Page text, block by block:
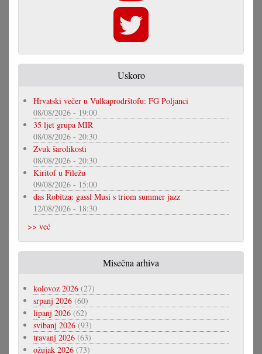
Uskoro
Hrvatski večer u Vulkaprodrštofu: FG Poljanci
08/08/2026 - 19:00
35 ljet grupa MIR
08/08/2026 - 20:30
Zvuk šarolikosti
08/08/2026 - 20:30
Kiritof u Filežu
09/08/2026 - 15:00
das Robitza: gassl Musi s triom summer jazz
12/08/2026 - 18:30
>> već
Misečna arhiva
kolovoz 2026 (27)
srpanj 2026 (60)
lipanj 2026 (62)
svibanj 2026 (93)
travanj 2026 (63)
ožujak 2026 (73)